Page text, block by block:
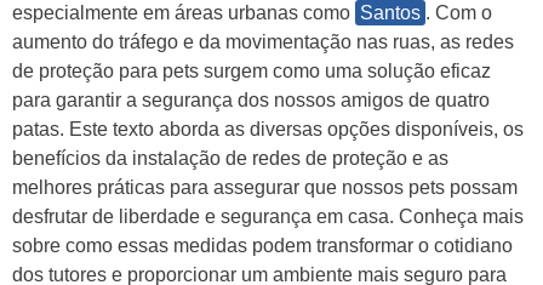
especialmente em áreas urbanas como Santos . Com o
aumento do tráfego e da movimentação nas ruas, as redes
de proteção para pets surgem como uma solução eficaz
para garantir a segurança dos nossos amigos de quatro
patas. Este texto aborda as diversas opções disponíveis, os
benefícios da instalação de redes de proteção e as
melhores práticas para assegurar que nossos pets possam
desfrutar de liberdade e segurança em casa. Conheça mais
sobre como essas medidas podem transformar o cotidiano
dos tutores e proporcionar um ambiente mais seguro para